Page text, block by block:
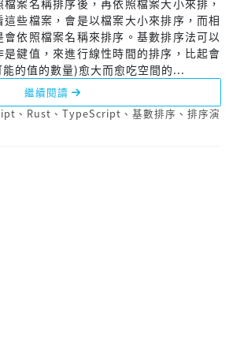
些檔案，會是以檔案大小來排序，而相
依照檔案名稱來排序。基數排序法可以
鍵值，來進行線性時間的排序，比起會
的值的數量)愈大而愈吃空間的...
繼續閱讀
、 Rust 、 TypeScript 、 基數排序 、 排序演